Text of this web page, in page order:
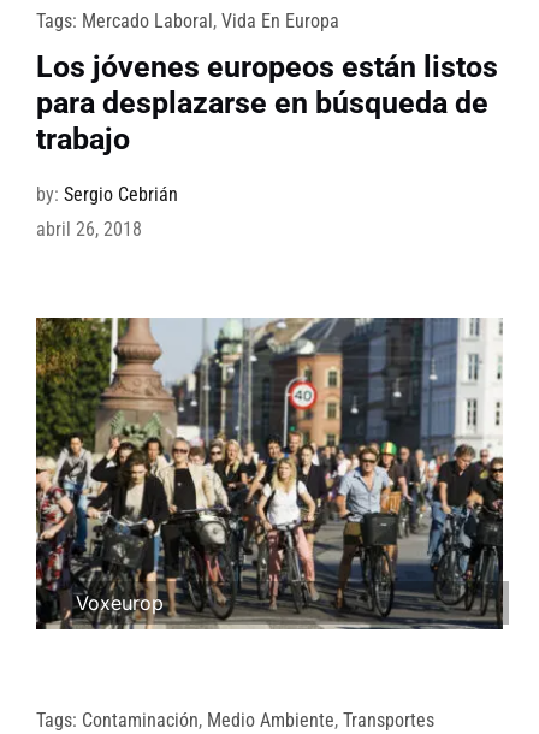
Tags: Mercado Laboral, Vida En Europa
Los jóvenes europeos están listos
para desplazarse en búsqueda de
trabajo
by: Sergio Cebrián
abril 26, 2018
Voxeurop
Tags: Contaminación, Medio Ambiente, Transportes